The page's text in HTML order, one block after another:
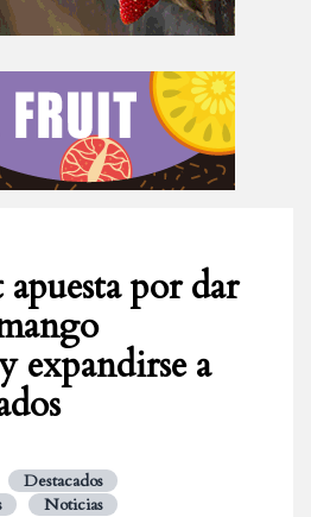
por dar
expandirse a
Destacados
Noticias